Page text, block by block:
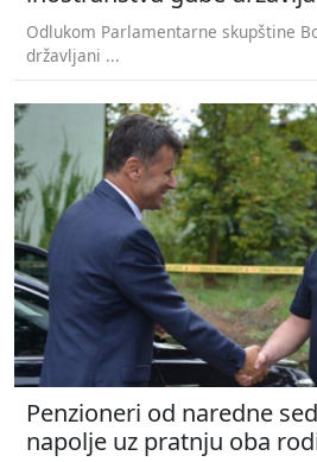
Odlukom Parlamentarne skupštine
državljani ...
Penzioneri od naredne
napolje uz pratnju oba